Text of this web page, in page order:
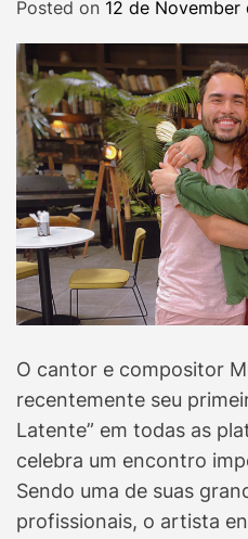
g
M
a
g
Posted on 12 de
O cantor e compositor
recentemente seu
Latente” em todas as
celebra um encontro
Sendo uma de suas
profissionais, o artista